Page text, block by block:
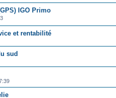
IGO Primo
et rentabilité
sud